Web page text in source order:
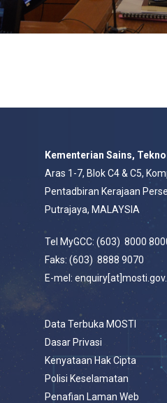
Kementerian Sains,
Aras 1-7, Blok C4 & C5,
Pentadbiran Kerajaan
Putrajaya, MALAYSIA
Tel MyGCC: (603) 8000
Faks: (603) 8888 9070
E-mel:
Data Terbuka MOSTI
Dasar Privasi
Kenyataan Hak Cipta
Polisi Keselamatan
Penafian Laman Web